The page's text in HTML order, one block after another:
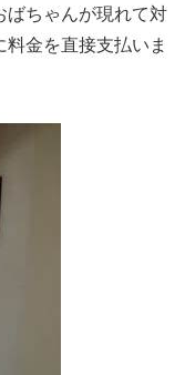
ばちゃんが現れて対
金を直接支払いま